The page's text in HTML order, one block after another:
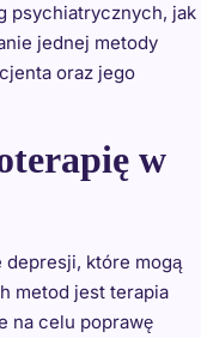
psychiatrycznych, jak
jednej metody
oraz jego
w
które mogą
metod jest terapia
na celu poprawę